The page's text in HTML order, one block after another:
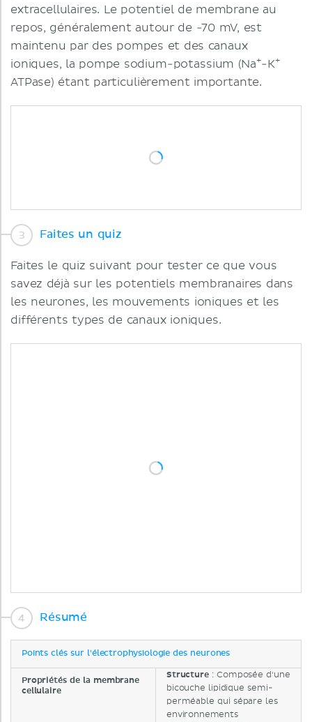
extracellulaires. Le potentiel de membrane au
repos, généralement autour de -70 mV, est
maintenu par des pompes et des canaux
ioniques, la pompe sodium-potassium (Na+-K+
ATPase) étant particulièrement importante.
Faites un quiz
Faites le quiz suivant pour tester ce que vous
savez déjà sur les potentiels membranaires dans
les neurones, les mouvements ioniques et les
différents types de canaux ioniques.
Résumé
Points clés sur l'électrophysiologie des neurones
Propriétés de la membrane
cellulaire
Structure: Composée d'une
bicouche lipidique semi-
perméable qui sépare les
environnements